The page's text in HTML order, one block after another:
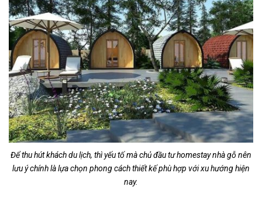
Để thu hút khách du lịch, thì yếu tố mà chủ đầu tư homestay nhà gỗ nên
lưu ý chính là lựa chọn phong cách thiết kế phù hợp với xu hướng hiện
nay.